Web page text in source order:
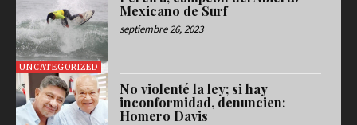
UNCATEGORIZED
Mexicano de Surf
septiembre 26, 2023
No violenté la ley; si hay
inconformidad, denuncien:
Homero Davis